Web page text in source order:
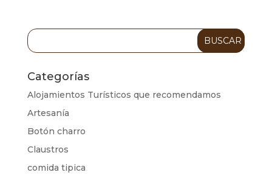
Categorías
Alojamientos Turísticos que recomendamos
Artesanía
Botón charro
Claustros
comida tipica